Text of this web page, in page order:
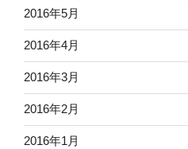
2016年5月
2016年4月
2016年3月
2016年2月
2016年1月